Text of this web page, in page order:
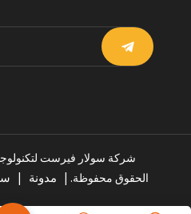
الحقوق محفوظة. |
مدونة